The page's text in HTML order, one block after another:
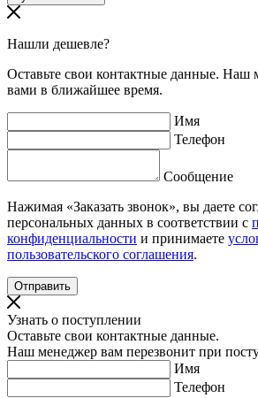
Нашли дешевле?
Оставьте свои контактные данные. Наш
вами в ближайшее время.
Имя
Телефон
Сообщение
Нажимая «Заказать звонок», вы даете
персональных данных в соответствии с
конфиденциальности и принимаете
пользовательского соглашения.
Узнать о поступлении
Оставьте свои контактные данные.
Наш менеджер вам перезвонит при
Имя
Телефон